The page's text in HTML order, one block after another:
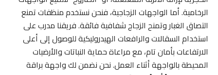
الرخامية. أما الواجهات الزجاجية، فنحن نستخدم منظفات تمنع
التصاق الغبار وتمنح الزجاج شفافية فائقة. فريقنا مدرب على
استخدام السقالات والرافعات الهيدروليكية للوصول إلى أعلى
الارتفاعات بأمان تام، مع مراعاة حماية النباتات والأرضيات
المحيطة بالواجهة أثناء العمل. نحن نضمن لك واجهة براقة